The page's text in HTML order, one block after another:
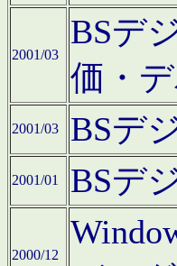
2001/03
BSデ
価・
2001/03 BSデ
2001/01 BSデ
2000/12